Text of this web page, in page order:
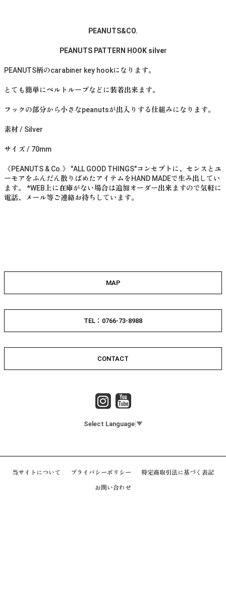
PEANUTS&CO.
PEANUTS PATTERN HOOK silver
PEANUTS柄のcarabiner key hookになります。
とても簡単にベルトループなどに装着出来ます。
フックの部分から小さなpeanutsが出入りする仕組みになります。
素材 / Silver
サイズ / 70mm
《PEANUTS & Co.》 "ALL GOOD THINGS"コンセプトに、センスとユ
ーモアをふんだん散りばめたアイテムをHAND MADEで生み出してい
ます。 *WEB上に在庫がない場合は追加オーダー出来ますので気軽に
電話、メール等ご連絡お待ちしています。
MAP
TEL：0766-73-8988
CONTACT
Select Language ▼
当サイトについて プライバシーポリシー 特定商取引法に基づく表記
お問い合わせ